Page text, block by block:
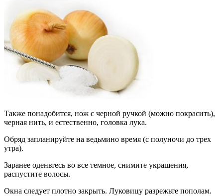
Также понадобится, нож с черной ручкой (можно покрасить),
черная нить, и естественно, головка лука.
Обряд запланируйте на ведьмино время (с полуночи до трех
утра).
Заранее оденьтесь во все темное, снимите украшения,
распустите волосы.
Окна следует плотно закрыть. Луковицу разрежьте пополам.